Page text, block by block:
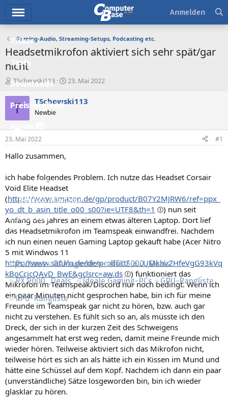
Ticker
Tests
Downloads
Preisvergleich
Forum
Aktuelles
Neue Beiträge
Neueste Aktivitäten
Leserartikel
Regeln
Podcast RAMageddon
RTX 5000 „Deals“
RX 9000 „Deals“
Ideale Gaming-PCs
GPU-Rangliste
CPU-Rangliste
Anmelden
Gaming-Audio, Streaming-Setups, Podcasting etc.
Headsetmikrofon aktiviert sich sehr spät/gar
nicht
E
r
s
t
e
r
TSchewski113
E
s
t
23. Mai 2022
T TSchewski113
Newbie
23. Mai 2022 #1
Hallo zusammen,
ich habe folgendes Problem. Ich nutze das Headset Corsair
Void Elite Headset
(https://www.amazon.de/gp/product/B07Y2MJRW6/ref=ppx_
yo_dt_b_asin_title_o00_s00?ie=UTF8&th=1
) nun seit
Anfang des Jahres an einem etwas älteren Laptop. Dort lief
das Headsetmikrofon im Teamspeak einwandfrei. Nachdem
ich nun einen neuen Gaming Laptop gekauft habe (Acer Nitro
5 mit Windwos 11
https://www.saturn.de/de/product/_a...UMkhv2HfeVgG93kVq
kBoCcjcQAvD_BwE&gclsrc=aw.ds
) funktioniert das
Mikrofon im Teamspeak/Discord nur noch bedingt. Wenn ich
ein paar Minuten nicht gesprochen habe, bin ich für meine
Freunde im Teamspeak gar nicht zu hören, bzw. auch gar
nicht zu verstehen. Es fühlt sich so an, als müsste ich den
Dreck, der sich in der kurzen Zeit des Schweigens
angesammelt hat erst weg reden, damit meine Freunde mich
wieder hören. Teilweise aktiviert sich das Mikrofon nicht,
teilweise hört es sich an als hätte ich ein Kissen im Mund und
hätte eine Schüssel auf dem Kopf. Nachdem ich dann ein paar
(unverständliche) Sätze losgeworden bin, bin ich wieder
glasklar zu hören.